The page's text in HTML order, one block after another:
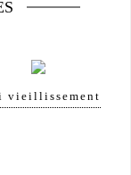
vieillissement